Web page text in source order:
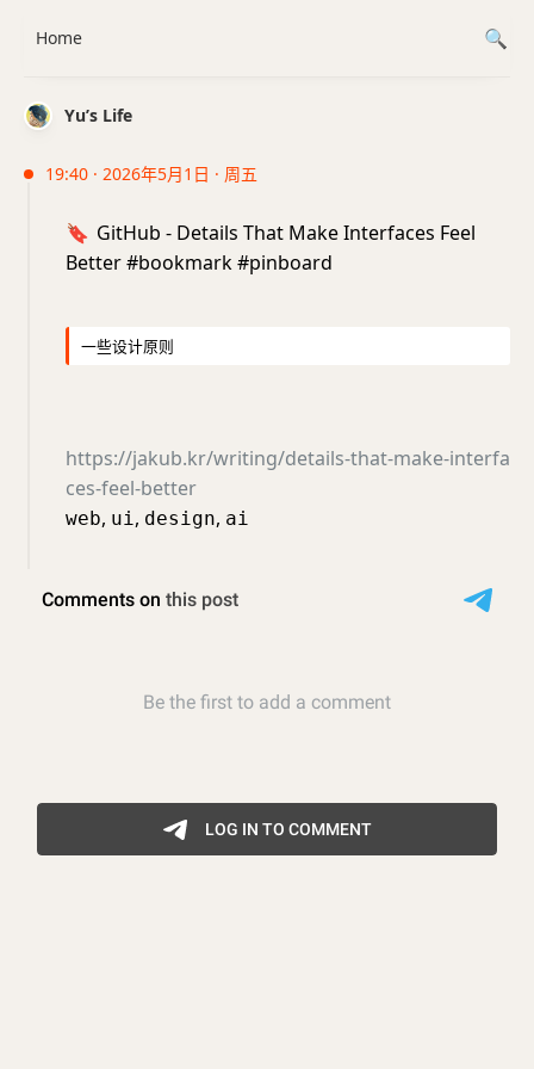
Yu’s Life
19:40 · 2026年5月1日 · 周五
🔖 GitHub - Details That Make Interfaces Feel
Better #bookmark #pinboard
一些设计原则
https://jakub.kr/writing/details-that-make-interfa
ces-feel-better
web, ui, design, ai
Home